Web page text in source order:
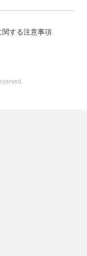
関する注意事項